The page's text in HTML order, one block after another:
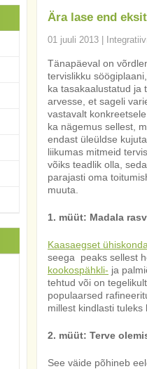
Ära lase end
01 juuli 2013
Tänapäeval on
tervislikku
ka tasakaalustatud ja
arvesse, et sageli
vastavalt
ka nägemus sellest,
endast üleüldse
liikumas mitmeid
võiks teadlik olla,
parajasti oma
muuta.
1. müüt: Madala
Kaasaegset
seega peaks sellest
kookospähkli- ja
tehtud või on
populaarsed
millest kindlasti tuleks
2. müüt: Terve
See väide põhineb